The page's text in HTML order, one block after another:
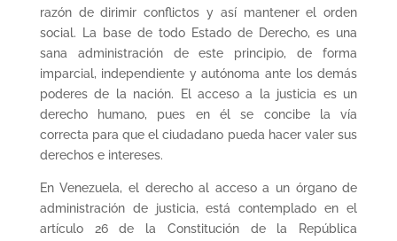
razón de dirimir conflictos y así mantener el orden
social. La base de todo Estado de Derecho, es una
sana administración de este principio, de forma
imparcial, independiente y autónoma ante los demás
poderes de la nación. El acceso a la justicia es un
derecho humano, pues en él se concibe la vía
correcta para que el ciudadano pueda hacer valer sus
derechos e intereses.
En Venezuela, el derecho al acceso a un órgano de
administración de justicia, está contemplado en el
artículo 26 de la Constitución de la República